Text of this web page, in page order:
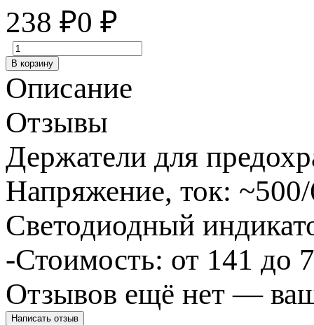
238 ₽0 ₽
В корзину
Описание
Отзывы
Держатели для
Напряжение, ток:
Светодиодный
-Стоимость: от 141 до
Отзывов ещё нет —
Написать отзыв